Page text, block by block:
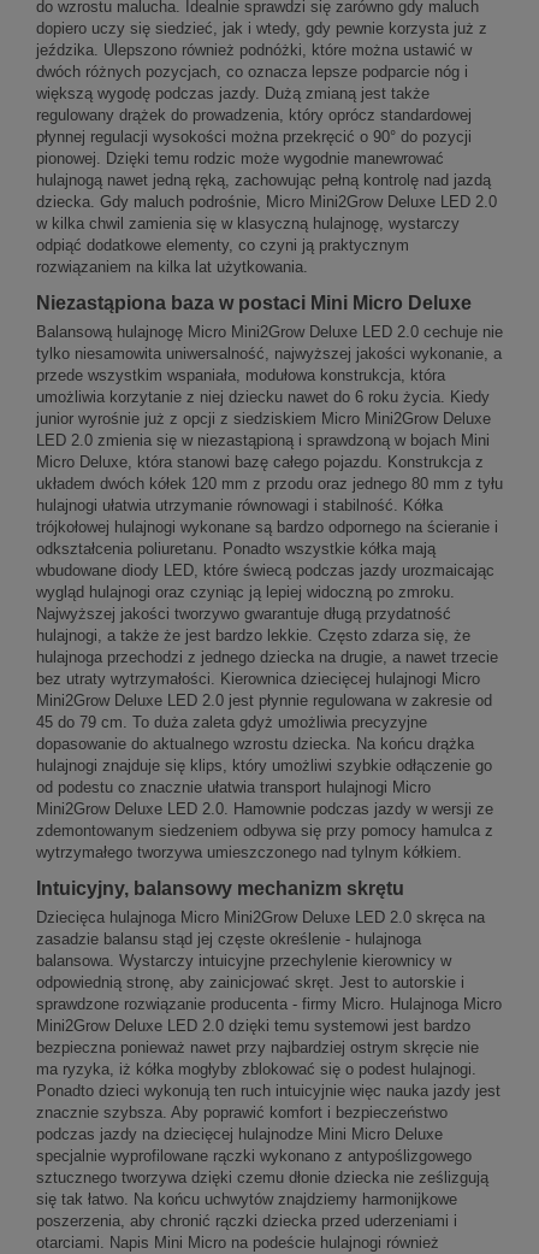
do wzrostu malucha. Idealnie sprawdzi się zarówno gdy maluch
dopiero uczy się siedzieć, jak i wtedy, gdy pewnie korzysta już z
jeździka. Ulepszono również podnóżki, które można ustawić w
dwóch różnych pozycjach, co oznacza lepsze podparcie nóg i
większą wygodę podczas jazdy. Dużą zmianą jest także
regulowany drążek do prowadzenia, który oprócz standardowej
płynnej regulacji wysokości można przekręcić o 90° do pozycji
pionowej. Dzięki temu rodzic może wygodnie manewrować
hulajnogą nawet jedną ręką, zachowując pełną kontrolę nad jazdą
dziecka. Gdy maluch podrośnie, Micro Mini2Grow Deluxe LED 2.0
w kilka chwil zamienia się w klasyczną hulajnogę, wystarczy
odpiąć dodatkowe elementy, co czyni ją praktycznym
rozwiązaniem na kilka lat użytkowania.
Niezastąpiona baza w postaci Mini Micro Deluxe
Balansową hulajnogę Micro Mini2Grow Deluxe LED 2.0 cechuje nie
tylko niesamowita uniwersalność, najwyższej jakości wykonanie, a
przede wszystkim wspaniała, modułowa konstrukcja, która
umożliwia korzytanie z niej dziecku nawet do 6 roku życia. Kiedy
junior wyrośnie już z opcji z siedziskiem Micro Mini2Grow Deluxe
LED 2.0 zmienia się w niezastąpioną i sprawdzoną w bojach Mini
Micro Deluxe, która stanowi bazę całego pojazdu. Konstrukcja z
układem dwóch kółek 120 mm z przodu oraz jednego 80 mm z tyłu
hulajnogi ułatwia utrzymanie równowagi i stabilność. Kółka
trójkołowej hulajnogi wykonane są bardzo odpornego na ścieranie i
odkształcenia poliuretanu. Ponadto wszystkie kółka mają
wbudowane diody LED, które świecą podczas jazdy urozmaicając
wygląd hulajnogi oraz czyniąc ją lepiej widoczną po zmroku.
Najwyższej jakości tworzywo gwarantuje długą przydatność
hulajnogi, a także że jest bardzo lekkie. Często zdarza się, że
hulajnoga przechodzi z jednego dziecka na drugie, a nawet trzecie
bez utraty wytrzymałości. Kierownica dziecięcej hulajnogi Micro
Mini2Grow Deluxe LED 2.0 jest płynnie regulowana w zakresie od
45 do 79 cm. To duża zaleta gdyż umożliwia precyzyjne
dopasowanie do aktualnego wzrostu dziecka. Na końcu drążka
hulajnogi znajduje się klips, który umożliwi szybkie odłączenie go
od podestu co znacznie ułatwia transport hulajnogi Micro
Mini2Grow Deluxe LED 2.0. Hamownie podczas jazdy w wersji ze
zdemontowanym siedzeniem odbywa się przy pomocy hamulca z
wytrzymałego tworzywa umieszczonego nad tylnym kółkiem.
Intuicyjny, balansowy mechanizm skrętu
Dziecięca hulajnoga Micro Mini2Grow Deluxe LED 2.0 skręca na
zasadzie balansu stąd jej częste określenie - hulajnoga
balansowa. Wystarczy intuicyjne przechylenie kierownicy w
odpowiednią stronę, aby zainicjować skręt. Jest to autorskie i
sprawdzone rozwiązanie producenta - firmy Micro. Hulajnoga Micro
Mini2Grow Deluxe LED 2.0 dzięki temu systemowi jest bardzo
bezpieczna ponieważ nawet przy najbardziej ostrym skręcie nie
ma ryzyka, iż kółka mogłyby zblokować się o podest hulajnogi.
Ponadto dzieci wykonują ten ruch intuicyjnie więc nauka jazdy jest
znacznie szybsza. Aby poprawić komfort i bezpieczeństwo
podczas jazdy na dziecięcej hulajnodze Mini Micro Deluxe
specjalnie wyprofilowane rączki wykonano z antypoślizgowego
sztucznego tworzywa dzięki czemu dłonie dziecka nie ześlizgują
się tak łatwo. Na końcu uchwytów znajdziemy harmonijkowe
poszerzenia, aby chronić rączki dziecka przed uderzeniami i
otarciami. Napis Mini Micro na podeście hulajnogi również